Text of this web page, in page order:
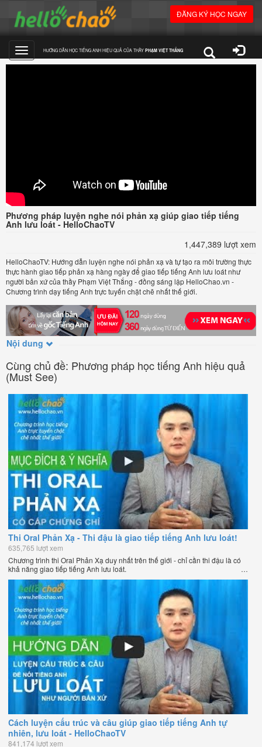
ĐĂNG KÝ HỌC NGAY
Toggle
HƯỚNG DẪN HỌC TIẾNG ANH HIỆU QUẢ CỦA THẦY PHẠM VIỆT THẮNG
Phương pháp luyện nghe nói phản xạ giúp giao tiếp tiếng
Anh lưu loát - HelloChaoTV
1,447,389 lượt xem
HelloChaoTV: Hướng dẫn luyện nghe nói phản xạ và tự tạo ra môi trường thực
thực hành giao tiếp phản xạ hàng ngày để giao tiếp tiếng Anh lưu loát như
người bản xứ của thầy Phạm Việt Thắng - đồng sáng lập HelloChao.vn -
Chương trình dạy tiếng Anh trực tuyến chặt chẽ nhất thế giới.
Nội dung
Cùng chủ đề: Phương pháp học tiếng Anh hiệu quả
(Must See)
Thi Oral Phản Xạ - Thi đậu là giao tiếp tiếng Anh lưu loát!
635,765 lượt xem
Chương trình thi Oral Phản Xạ duy nhất trên thế giới - chỉ cần thi đậu là có
khả năng giao tiếp tiếng Anh lưu loát.
Cách luyện cấu trúc và câu giúp giao tiếp tiếng Anh tự
nhiên, lưu loát - HelloChaoTV
841,174 lượt xem